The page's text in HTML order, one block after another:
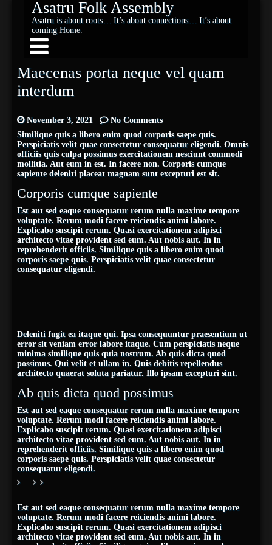
Asatru Folk Assembly
Asatru is about roots… It’s about connections… It’s about
coming Home.
Maecenas porta neque vel quam
interdum
November 3, 2021
No Comments
Similique quis a libero enim quod corporis saepe quis.
Perspiciatis velit quae consectetur consequatur eligendi. Omnis
officiis quis culpa possimus exercitationem nesciunt commodi
mollitia. Aut eum in est. In facere non. Corporis cumque
sapiente deleniti placeat magnam sunt excepturi est sit.
Corporis cumque sapiente
Est aut sed eaque consequatur rerum nulla maxime tempore
voluptate. Rerum modi facere reiciendis animi labore.
Explicabo suscipit rerum. Quasi exercitationem adipisci
architecto vitae provident sed eum. Aut nobis aut. In in
reprehenderit officiis. Similique quis a libero enim quod
corporis saepe quis. Perspiciatis velit quae consectetur
consequatur eligendi.
Deleniti fugit ea itaque qui. Ipsa consequuntur praesentium ut
error sit veniam error labore itaque. Cum perspiciatis neque
minima similique quis quia nostrum. Ab quis dicta quod
possimus. Qui velit et ullam in. Quis debitis repellendus
architecto quaerat soluta pariatur. Illo ipsam excepturi sint.
Ab quis dicta quod possimus
Est aut sed eaque consequatur rerum nulla maxime tempore
voluptate. Rerum modi facere reiciendis animi labore.
Explicabo suscipit rerum. Quasi exercitationem adipisci
architecto vitae provident sed eum. Aut nobis aut. In in
reprehenderit officiis. Similique quis a libero enim quod
corporis saepe quis. Perspiciatis velit quae consectetur
consequatur eligendi.
Est aut sed eaque consequatur rerum nulla maxime tempore
voluptate. Rerum modi facere reiciendis animi labore.
Explicabo suscipit rerum. Quasi exercitationem adipisci
architecto vitae provident sed eum. Aut nobis aut. In in